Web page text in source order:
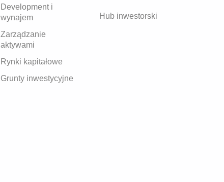
Development i
wynajem
Zarządzanie
aktywami
Rynki kapitałowe
Grunty inwestycyjne
Hub inwestorski